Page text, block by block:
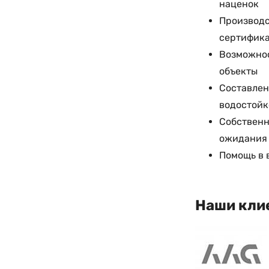
наценок
объекты
ожидания
Помощь в
Наши